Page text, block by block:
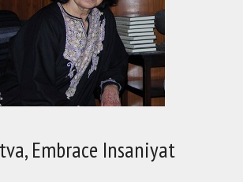
Embrace Insaniyat